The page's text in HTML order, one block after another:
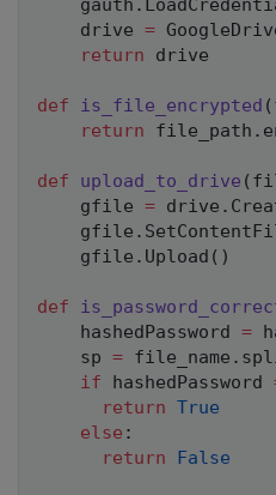
    gauth
.
    drive
=
return drive
def is_file_encrypted (
return file_path .
def upload_to_drive (
    gfile
= drive .
    gfile
.
    gfile
. Upload ( )
def
    hashedPassword
=
    sp
= file_name .
if hashedPassword
return True
else :
return
False